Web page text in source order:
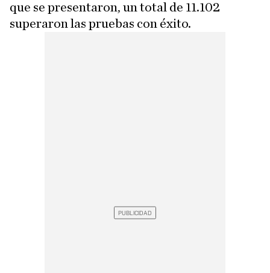
que se presentaron, un total de 11.102
superaron las pruebas con éxito.